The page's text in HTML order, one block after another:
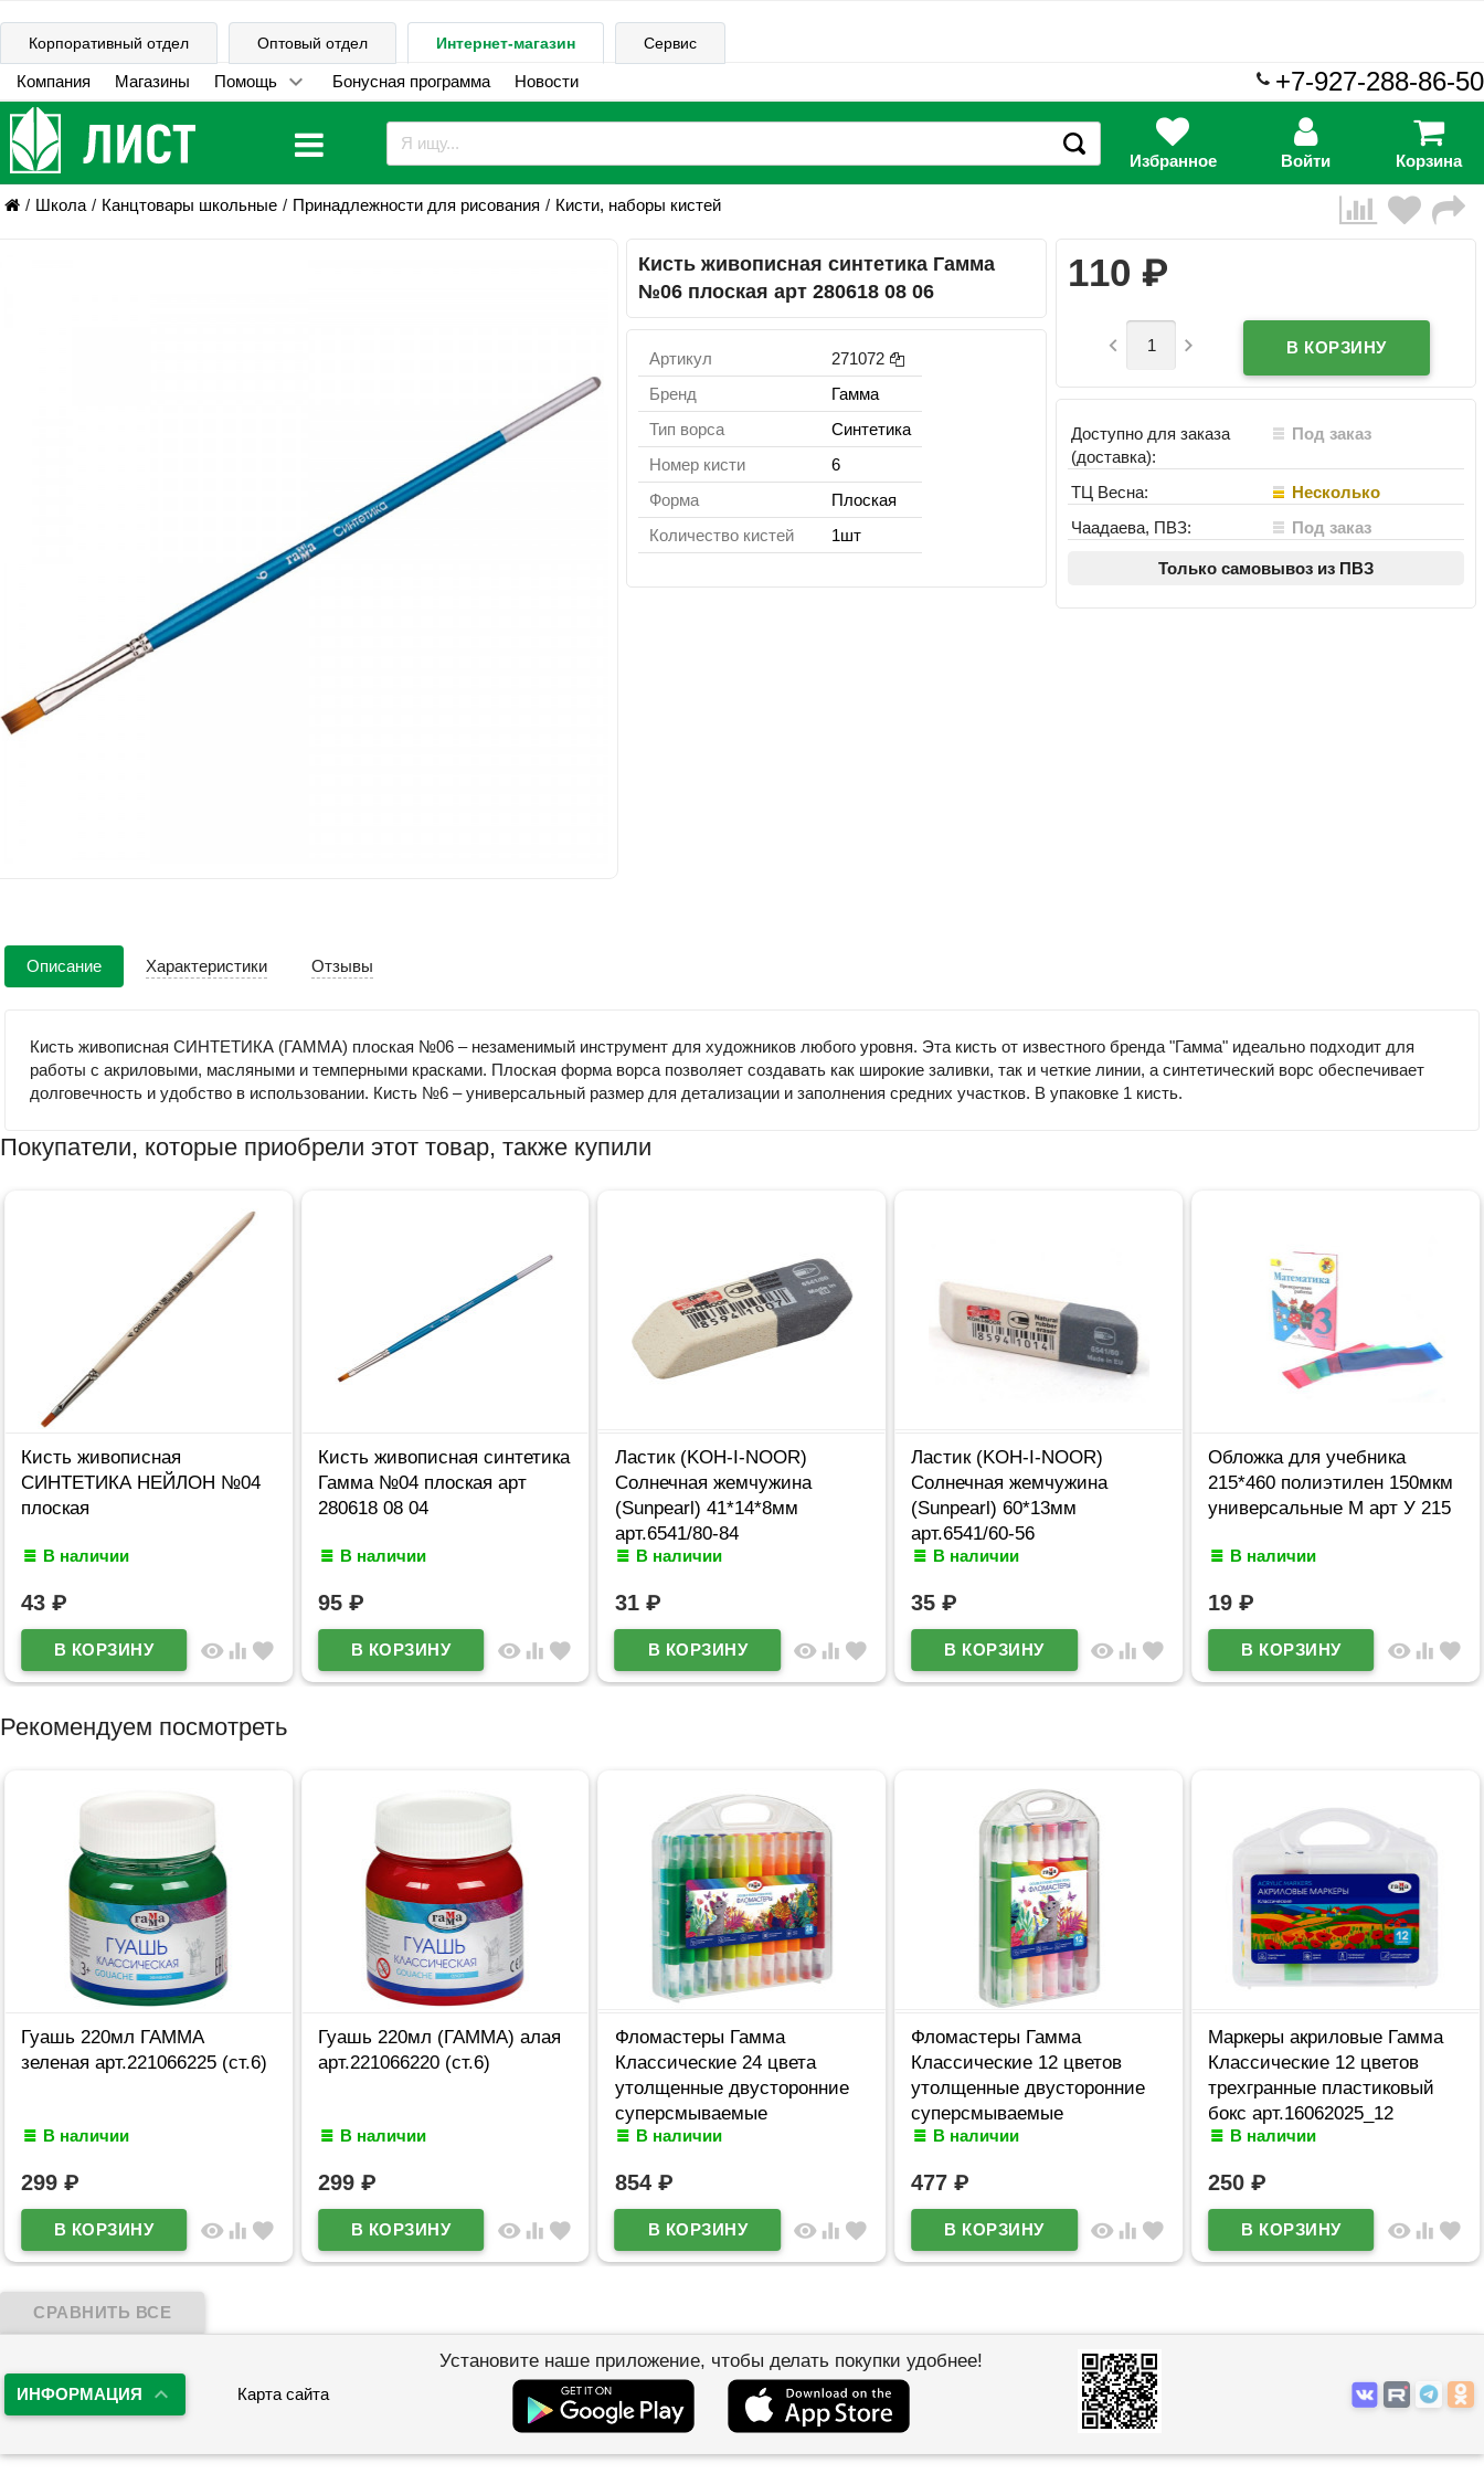
Корпоративный отдел Оптовый отдел Интернет-магазин Сервис
Компания Магазины Помощь Бонусная программа Новости +7-927-288-86-50
Избранное Войти Корзина
Школа Канцтовары школьные Принадлежности для рисования Кисти, наборы кистей
Кисть живописная синтетика Гамма
№06 плоская арт 280618 08 06
Артикул
271072
Бренд
Гамма
Тип ворса
Синтетика
Номер кисти
6
Форма
Плоская
Количество кистей
1шт
110 ₽
 
Доступно для заказа
(доставка):
Под заказ
ТЦ Весна:
Несколько
Чаадаева, ПВЗ:
Под заказ
Только самовывоз из ПВЗ
Описание Характеристики Отзывы
Кисть живописная СИНТЕТИКА (ГАММА) плоская №06 – незаменимый инструмент для художников любого уровня. Эта кисть от известного бренда "Гамма" идеально подходит для
работы с акриловыми, масляными и темперными красками. Плоская форма ворса позволяет создавать как широкие заливки, так и четкие линии, а синтетический ворс обеспечивает
долговечность и удобство в использовании. Кисть №6 – универсальный размер для детализации и заполнения средних участков. В упаковке 1 кисть.
Покупатели, которые приобрели этот товар, также купили
Кисть живописная
СИНТЕТИКА НЕЙЛОН №04
плоская
В наличии
43 ₽
visibility equalizer favorite
Кисть живописная синтетика
Гамма №04 плоская арт
280618 08 04
В наличии
95 ₽
visibility equalizer favorite
Ластик (KOH-I-NOOR)
Солнечная жемчужина
(Sunpearl) 41*14*8мм
арт.6541/80-84
В наличии
31 ₽
visibility equalizer favorite
Ластик (KOH-I-NOOR)
Солнечная жемчужина
(Sunpearl) 60*13мм
арт.6541/60-56
В наличии
35₽
visibility equalizer favorite
Обложка для учебника
215*460 полиэтилен 150мкм
универсальные М арт У 215
В наличии
19₽
visibility equalizer favorite
Рекомендуем посмотреть
Гуашь 220мл ГАММА
зеленая арт.221066225 (ст.6)
В наличии
299 ₽
visibility equalizer favorite
Гуашь 220мл (ГАММА) алая
арт.221066220 (ст.6)
В наличии
299 ₽
visibility equalizer favorite
Фломастеры Гамма
Классические 24 цвета
утолщенные двусторонние
суперсмываемые
пластиковый бокс
В наличии
854 ₽
visibility equalizer favorite
Фломастеры Гамма
Классические 12 цветов
утолщенные двусторонние
суперсмываемые
пластиковый бокс
В наличии
477₽
visibility equalizer favorite
Маркеры акриловые Гамма
Классические 12 цветов
трехгранные пластиковый
бокс арт.16062025_12
В наличии
250₽
visibility equalizer favorite
ИНФОРМАЦИЯ Карта сайта
Установите наше приложение, чтобы делать покупки удобнее!